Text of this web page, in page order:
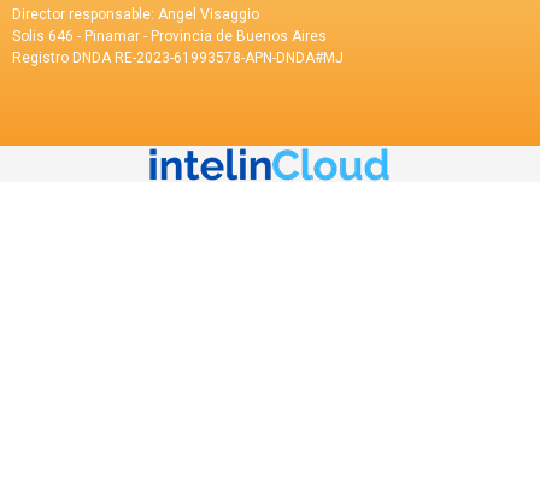
Director responsable: Angel Visaggio
Solis 646 - Pinamar - Provincia de Buenos Aires
Registro DNDA RE-2023-61993578-APN-DNDA#MJ